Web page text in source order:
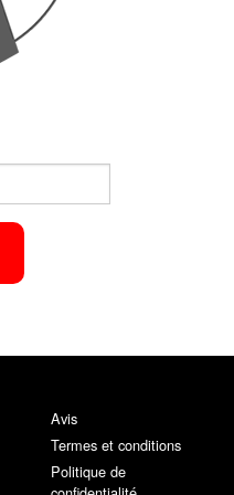
Avis
Termes et conditions
Politique de